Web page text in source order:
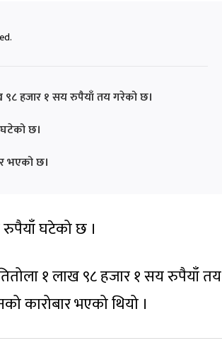
९८ हजार १ सय रुपैयाँ तय गरेको छ।
छ।
भएको छ।
रुपैयाँ घटेको छ ।
१ लाख ९८ हजार १ सय रुपैयाँ तय
कारोबार भएको थियो ।